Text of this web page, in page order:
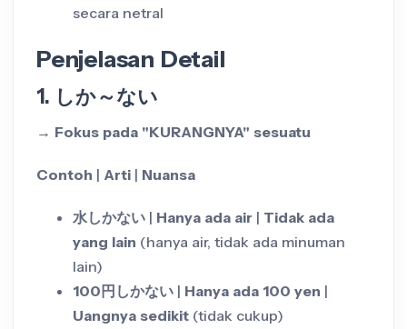
secara netral
Penjelasan Detail
1. しか～ない
→ Fokus pada "KURANGNYA" sesuatu
Contoh | Arti | Nuansa
水しかない | Hanya ada air | Tidak ada
yang lain (hanya air, tidak ada minuman
lain)
100円しかない | Hanya ada 100 yen |
Uangnya sedikit (tidak cukup)